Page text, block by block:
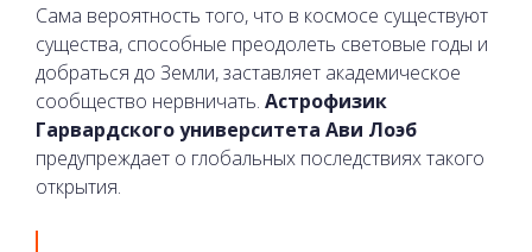
Сама вероятность того, что в космосе существуют
существа, способные преодолеть световые годы и
добраться до Земли, заставляет академическое
сообщество нервничать. Астрофизик
Гарвардского университета Ави Лоэб
предупреждает о глобальных последствиях такого
открытия.